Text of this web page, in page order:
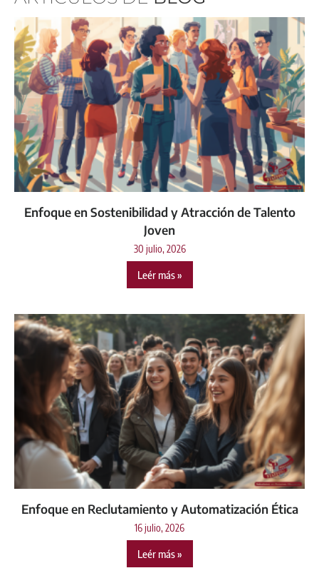
Enfoque en Sostenibilidad y Atracción de Talento
Joven
30 julio, 2026
Leér más »
Enfoque en Reclutamiento y Automatización Ética
16 julio, 2026
Leér más »